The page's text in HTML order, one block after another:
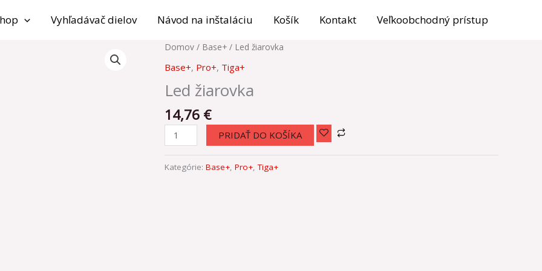
Vyhľadávač dielov Návod na inštaláciu Košík Kontakt Veľkoobchodný prístup
Domov / Base+ / Led žiarovka
Base+, Pro+, Tiga+
Led žiarovka
14,76 €
množstvo
žiarovka
PRIDAŤ DO KOŠÍKA
Kategórie: Base+, Pro+,Tiga+